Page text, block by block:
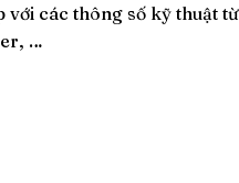
các thông số kỹ thuật
…